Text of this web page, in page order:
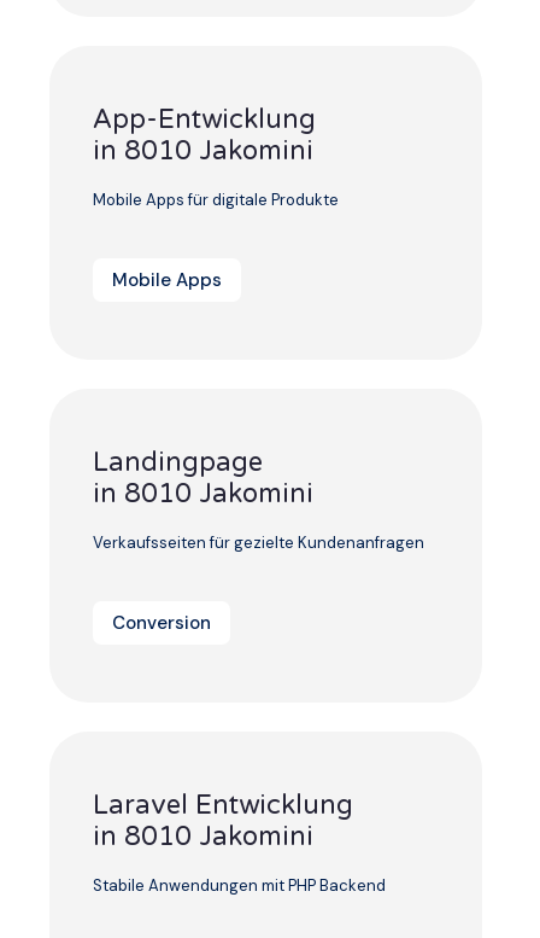
App-Entwicklung
in 8010 Jakomini
Mobile Apps für digitale Produkte
Mobile Apps
Landingpage
in 8010 Jakomini
Verkaufsseiten für gezielte Kundenanfragen
Conversion
Laravel Entwicklung
in 8010 Jakomini
Stabile Anwendungen mit PHP Backend